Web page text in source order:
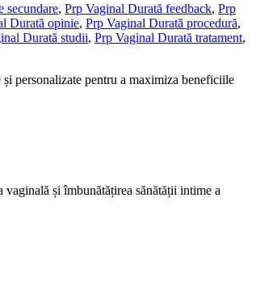
secundare, Prp Vaginal Durată feedback, Prp
Durată opinie, Prp Vaginal Durată procedură,
Durată studii, Prp Vaginal Durată tratament,
personalizate pentru a maximiza beneficiile
și îmbunătățirea sănătății intime a